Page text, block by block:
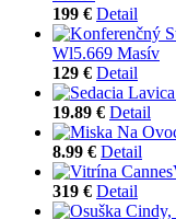
199 € Detail
Wl5.669 Masív
129 € Detail
19.89 € Detail
8.99 € Detail
319 € Detail